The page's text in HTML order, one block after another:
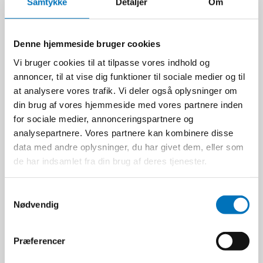
Denne hjemmeside bruger cookies
Vi bruger cookies til at tilpasse vores indhold og
annoncer, til at vise dig funktioner til sociale medier og til
at analysere vores trafik. Vi deler også oplysninger om
din brug af vores hjemmeside med vores partnere inden
for sociale medier, annonceringspartnere og
analysepartnere. Vores partnere kan kombinere disse
data med andre oplysninger, du har givet dem, eller som
de har indsamlet fra din brug af deres tjenester.
Nødvendig
Præferencer
Hikoki Excentersliber
Hikoki